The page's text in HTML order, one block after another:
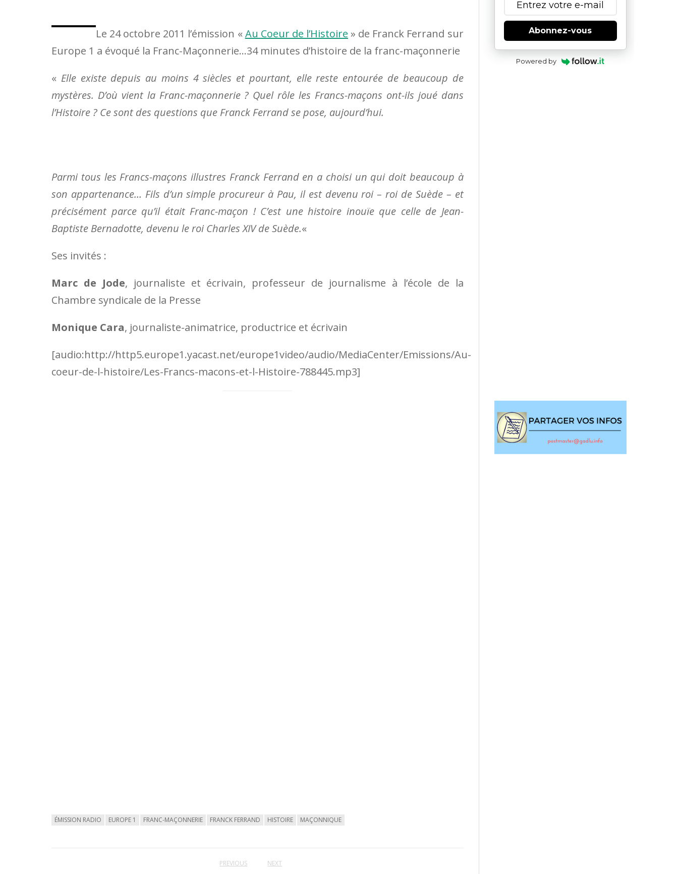
Le 24 octobre 2011 l’émission «Au Coeur de l’Histoire » de Franck Ferrand sur
Europe 1 a évoqué la Franc-Maçonnerie…34 minutes d’histoire de la franc-maçonnerie
« Elle existe depuis au moins 4 siècles et pourtant, elle reste entourée de beaucoup de
mystères. D’où vient la Franc-maçonnerie ? Quel rôle les Francs-maçons ont-ils joué dans
l’Histoire ? Ce sont des questions que Franck Ferrand se pose, aujourd’hui.
Parmi tous les Francs-maçons illustres Franck Ferrand en a choisi un qui doit beaucoup à
son appartenance… Fils d’un simple procureur à Pau, il est devenu roi – roi de Suède – et
précisément parce qu’il était Franc-maçon ! C’est une histoire inouïe que celle de Jean-
Baptiste Bernadotte, devenu le roi Charles XIV de Suède.«
Ses invités :
Marc de Jode, journaliste et écrivain, professeur de journalisme à l’école de la
Chambre syndicale de la Presse
Monique Cara, journaliste-animatrice, productrice et écrivain
[audio:http://http5.europe1.yacast.net/europe1video/audio/MediaCenter/Emissions/Au-
coeur-de-l-histoire/Les-Francs-macons-et-l-Histoire-788445.mp3]
ÉMISSION RADIO EUROPE 1 FRANC-MAÇONNERIE FRANCK FERRAND HISTOIRE MAÇONNIQUE
PREVIOUS NEXT
Abonnez-vous
Powered by